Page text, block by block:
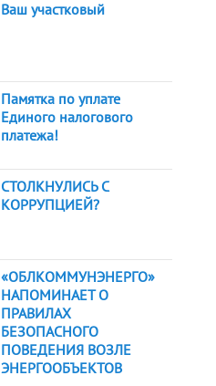
Ваш участковый
Памятка по уплате
Единого налогового
платежа!
СТОЛКНУЛИСЬ С
КОРРУПЦИЕЙ?
«ОБЛКОММУНЭНЕРГО»
НАПОМИНАЕТ О
ПРАВИЛАХ
БЕЗОПАСНОГО
ПОВЕДЕНИЯ ВОЗЛЕ
ЭНЕРГООБЪЕКТОВ